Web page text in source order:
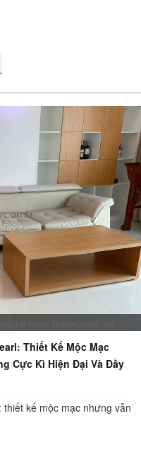
Thiết Kế Mộc Mạc
Cực Kì Hiện Đại Và Đầy
kế mộc mạc nhưng vẫn